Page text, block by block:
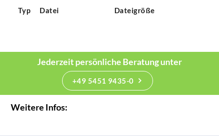
Typ Datei Dateigröße
Jederzeit persönliche Beratung unter
+49 5451 9435-0
Weitere Infos: